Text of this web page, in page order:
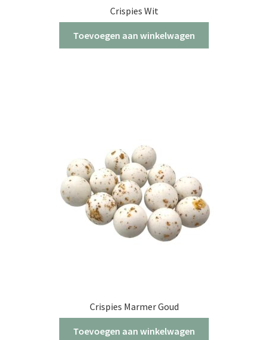
Crispies Wit
Toevoegen aan winkelwagen
Crispies Marmer Goud
Toevoegen aan winkelwagen